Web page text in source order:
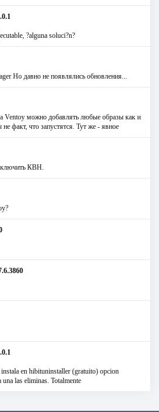
?alguna soluci?n?
Но давно не появлялись обновления...
Ventoy можно добавлять любые образы как и
факт, что запустятся. Тут же - явное
КВН.
en hibituninstaller (gratuito) opcion
las eliminas. Totalmente